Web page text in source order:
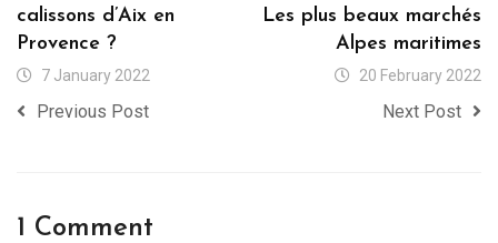
calissons d’Aix en
Provence ?
7 January 2022
Previous Post
Les plus beaux marchés
Alpes maritimes
20 February 2022
Next Post
1 Comment